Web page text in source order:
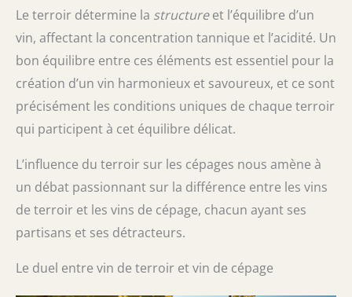
Le terroir détermine la structureet l’équilibre d’un
vin, affectant la concentration tannique et l’acidité. Un
bon équilibre entre ces éléments est essentiel pour la
création d’un vin harmonieux et savoureux, et ce sont
précisément les conditions uniques de chaque terroir
qui participent à cet équilibre délicat.
L’influence du terroir sur les cépages nous amène à
un débat passionnant sur la différence entre les vins
de terroir et les vins de cépage, chacun ayant ses
partisans et ses détracteurs.
Le duel entre vin de terroir et vin de cépage